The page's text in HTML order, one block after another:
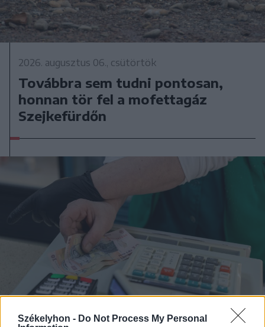
Székelyhon - Do Not Process My Personal
2026. augusztus 06., csütörtök
Továbbra sem tudni pontosan,
honnan tör fel a mofettagáz
Szejkefürdőn